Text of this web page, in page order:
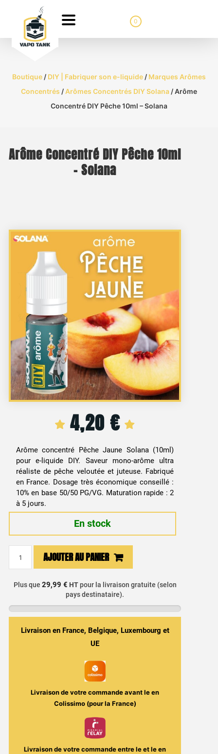
0
Boutique/ DIY | Fabriquer son e-liquide/ Marques Arômes
Concentrés / Arômes Concentrés DIY Solana/ Arôme
Concentré DIY Pêche 10ml – Solana
Arôme Concentré DIY Pêche 10ml
– Solana
4,20 €
Arôme concentré Pêche Jaune Solana (10ml)
pour e-liquide DIY. Saveur mono-arôme ultra
réaliste de pêche veloutée et juteuse. Fabriqué
en France. Dosage très économique conseillé :
10% en base 50/50 PG/VG. Maturation rapide : 2
à 5 jours.
En stock
Concentré
Pêche
10ml
AJOUTER AU PANIER
Plus que 29,99 € HTpour la livraison gratuite (selon
pays destinataire).
Livraison en France, Belgique, Luxembourg et
UE
Livraison de votre commande avant leen
Colissimo (pour la France)
Livraison de votre commande entre leet leen